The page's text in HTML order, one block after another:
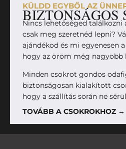
KÜLDD EGYBŐL AZ
BIZTONSÁGOS
Nincs lehetőséged találkozni
csak meg szeretnéd lepni?
ajándékod és mi egyenesen
hogy az öröm még nagyobb
Minden csokrot gondos
biztonságosan kialakított
hogy a szállítás során ne
TOVÁBB A CSOKROKHOZ →